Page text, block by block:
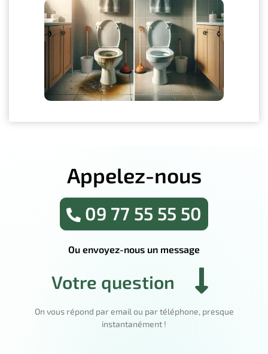
Appelez-nous
09 77 55 55 50
Ou envoyez-nous un message
Votre question
On vous répond par email ou par téléphone, presque
instantanément !